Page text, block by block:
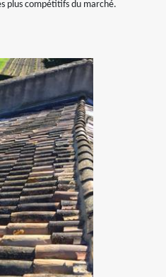
plus compétitifs du marché.